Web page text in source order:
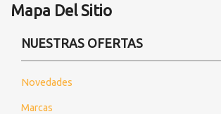
Mapa Del Sitio
NUESTRAS OFERTAS
Novedades
Marcas